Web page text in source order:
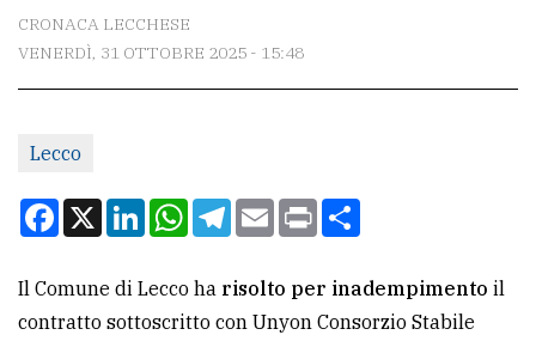
La
redazione
Per
tua
CERCA
CRONACA LECCHESE
VENERDÌ, 31 OTTOBRE 2025 - 15:48
Lecco
Facebook
X LinkedInWhatsApp
Telegram
EmailPrint
Il Comune di Lecco ha risolto per inadempimento il
contratto sottoscritto con Unyon Consorzio Stabile